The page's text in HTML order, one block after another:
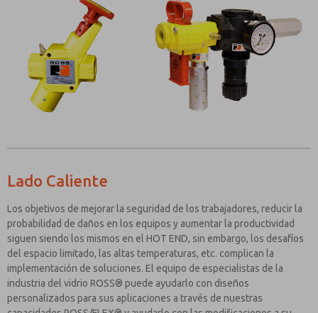
Lado Caliente
Los objetivos de mejorar la seguridad de los trabajadores, reducir la
probabilidad de daños en los equipos y aumentar la productividad
siguen siendo los mismos en el HOT END, sin embargo, los desafíos
del espacio limitado, las altas temperaturas, etc. complican la
implementación de soluciones. El equipo de especialistas de la
industria del vidrio ROSS® puede ayudarlo con diseños
personalizados para sus aplicaciones a través de nuestras